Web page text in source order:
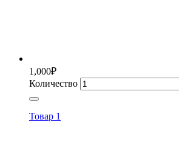
1,000₽
Количество
Товар 1